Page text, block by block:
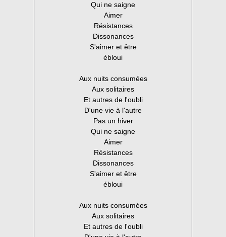
Qui ne saigne
Aimer
Résistances
Dissonances
S'aimer et être
ébloui
Aux nuits consumées
Aux solitaires
Et autres de l'oubli
D'une vie à l'autre
Pas un hiver
Qui ne saigne
Aimer
Résistances
Dissonances
S'aimer et être
ébloui
Aux nuits consumées
Aux solitaires
Et autres de l'oubli